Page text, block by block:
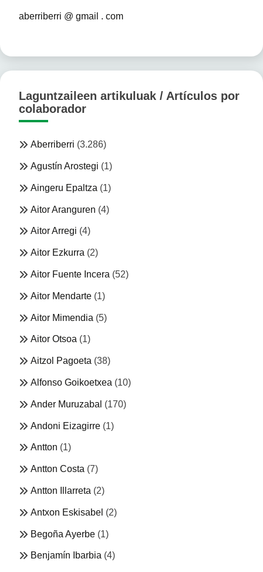
aberriberri @ gmail . com
Laguntzaileen artikuluak / Artículos por
colaborador
Aberriberri (3.286)
Agustín Arostegi (1)
Aingeru Epaltza (1)
Aitor Aranguren (4)
Aitor Arregi (4)
Aitor Ezkurra (2)
Aitor Fuente Incera (52)
Aitor Mendarte (1)
Aitor Mimendia (5)
Aitor Otsoa (1)
Aitzol Pagoeta (38)
Alfonso Goikoetxea (10)
Ander Muruzabal (170)
Andoni Eizagirre (1)
Antton (1)
Antton Costa (7)
Antton Illarreta (2)
Antxon Eskisabel (2)
Begoña Ayerbe (1)
Benjamín Ibarbia (4)